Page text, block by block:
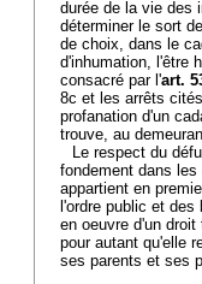
durée de la vie des
déterminer le sort
de choix, dans le
d'inhumation, l'être
consacré par l'art.
8c et les arrêts
profanation d'un
trouve, au
Le respect du
fondement dans
appartient en
l'ordre public et
en oeuvre d'un
pour autant qu'elle
ses parents et ses